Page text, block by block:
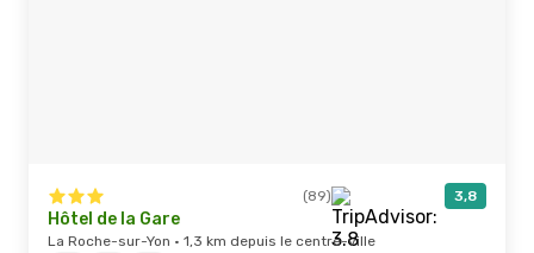
(89) 3,8
Hôtel de la Gare
La Roche-sur-Yon · 1,3 km depuis le centre-ville